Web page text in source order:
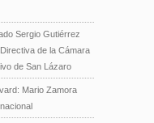
Sergio Gutiérrez
de la Cámara
de San Lázaro
Mario Zamora